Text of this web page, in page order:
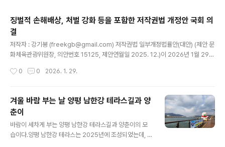
징벌적 손해배상, 처벌 강화 등을 포함한 저작권법 개정안 국회 의
결
저작자 : 강기봉 (freekgb@gmail.com) 저작권법 일부개정법률안(대안) (제안 문
화체육관광위원장, 의안번호 15125, 제안연월일 2025. 12.)이 2026년 1월 29일
개월이 경과한 날(2026년 8월 중)부터 시행되며, 다만 제2조, 제133조의2부터 제
(2026년 5월 중)부터 시행됩니다. 또한 제125조제4항 및 제5항의 징벌적 손해배
상에 관한 개정규정은 이 법 시행 이후 침해행위가 발생한 경우부터 적용됩니다. ※
아래의 내용은 위 법률안의 내용을 그대로 또는 추가.변경하여 작성되었습니다. [제
안이유] K-콘텐츠의 글로벌..
0 0 2026. 1. 29.
겨울 바람 부는 날 양평 남한강 테라스길과 양
춘이
바람이 세차게 부는 양평 남한강 테라스길과 양춘이의 모
습이다.양평 남한강 테라스는 2025년에 조성되었는데, 강